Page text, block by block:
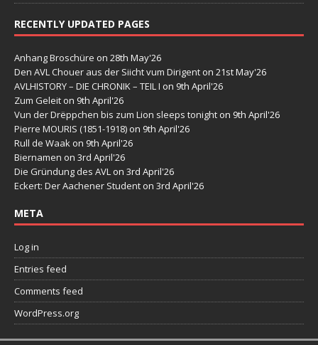
RECENTLY UPDATED PAGES
Anhang Broschüre on 28th May'26
Den AVL Chouer aus der Siicht vum Dirigent on 21st May'26
AVLHISTORY – DIE CHRONIK – TEIL I on 9th April'26
Zum Geleit on 9th April'26
Vun der Drëppchen bis zum Lion sleeps tonight on 9th April'26
Pierre MOURIS (1851-1918) on 9th April'26
Rull de Waak on 9th April'26
Biernamen on 3rd April'26
Die Gründung des AVL on 3rd April'26
Eckert: Der Aachener Student on 3rd April'26
META
Log in
Entries feed
Comments feed
WordPress.org